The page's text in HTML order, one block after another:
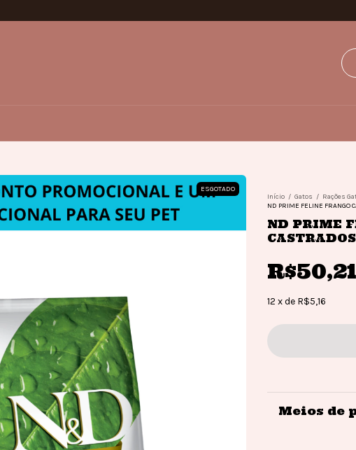
ESGOTADO
Início / Gatos / Rações
ND PRIME FELINE FRANGO
ND PRIME
R$50,21
12 xde R$5,16
Meios de